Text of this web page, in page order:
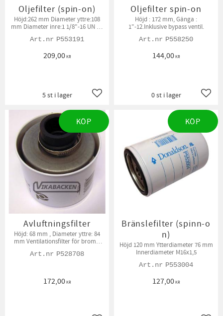
Oljefilter (spin-on)
Höjd:262 mm Diameter yttre:108
mm Diameter inre:1 1/8"-16 UN 2B
P553191
209,00KR
Lägg till i favoriter
5 st i lager
Oljefilter spin-on
Höjd : 172 mm, Gänga :
1"-12.Inklusive bypass ventil.
P558250
144,00KR
0 st i lager
Avluftningsfilter
Höjd: 68 mm , Diameter yttre: 84
mm Ventilationsfilter för broms,
och transmission beroende påP528708
172,00KR
KÖP
Bränslefilter (spinn-o
n)
Höjd 120 mm Ytterdiameter 76 mm
Innerdiameter M16x1,5
P553004
127,00KR
KÖP